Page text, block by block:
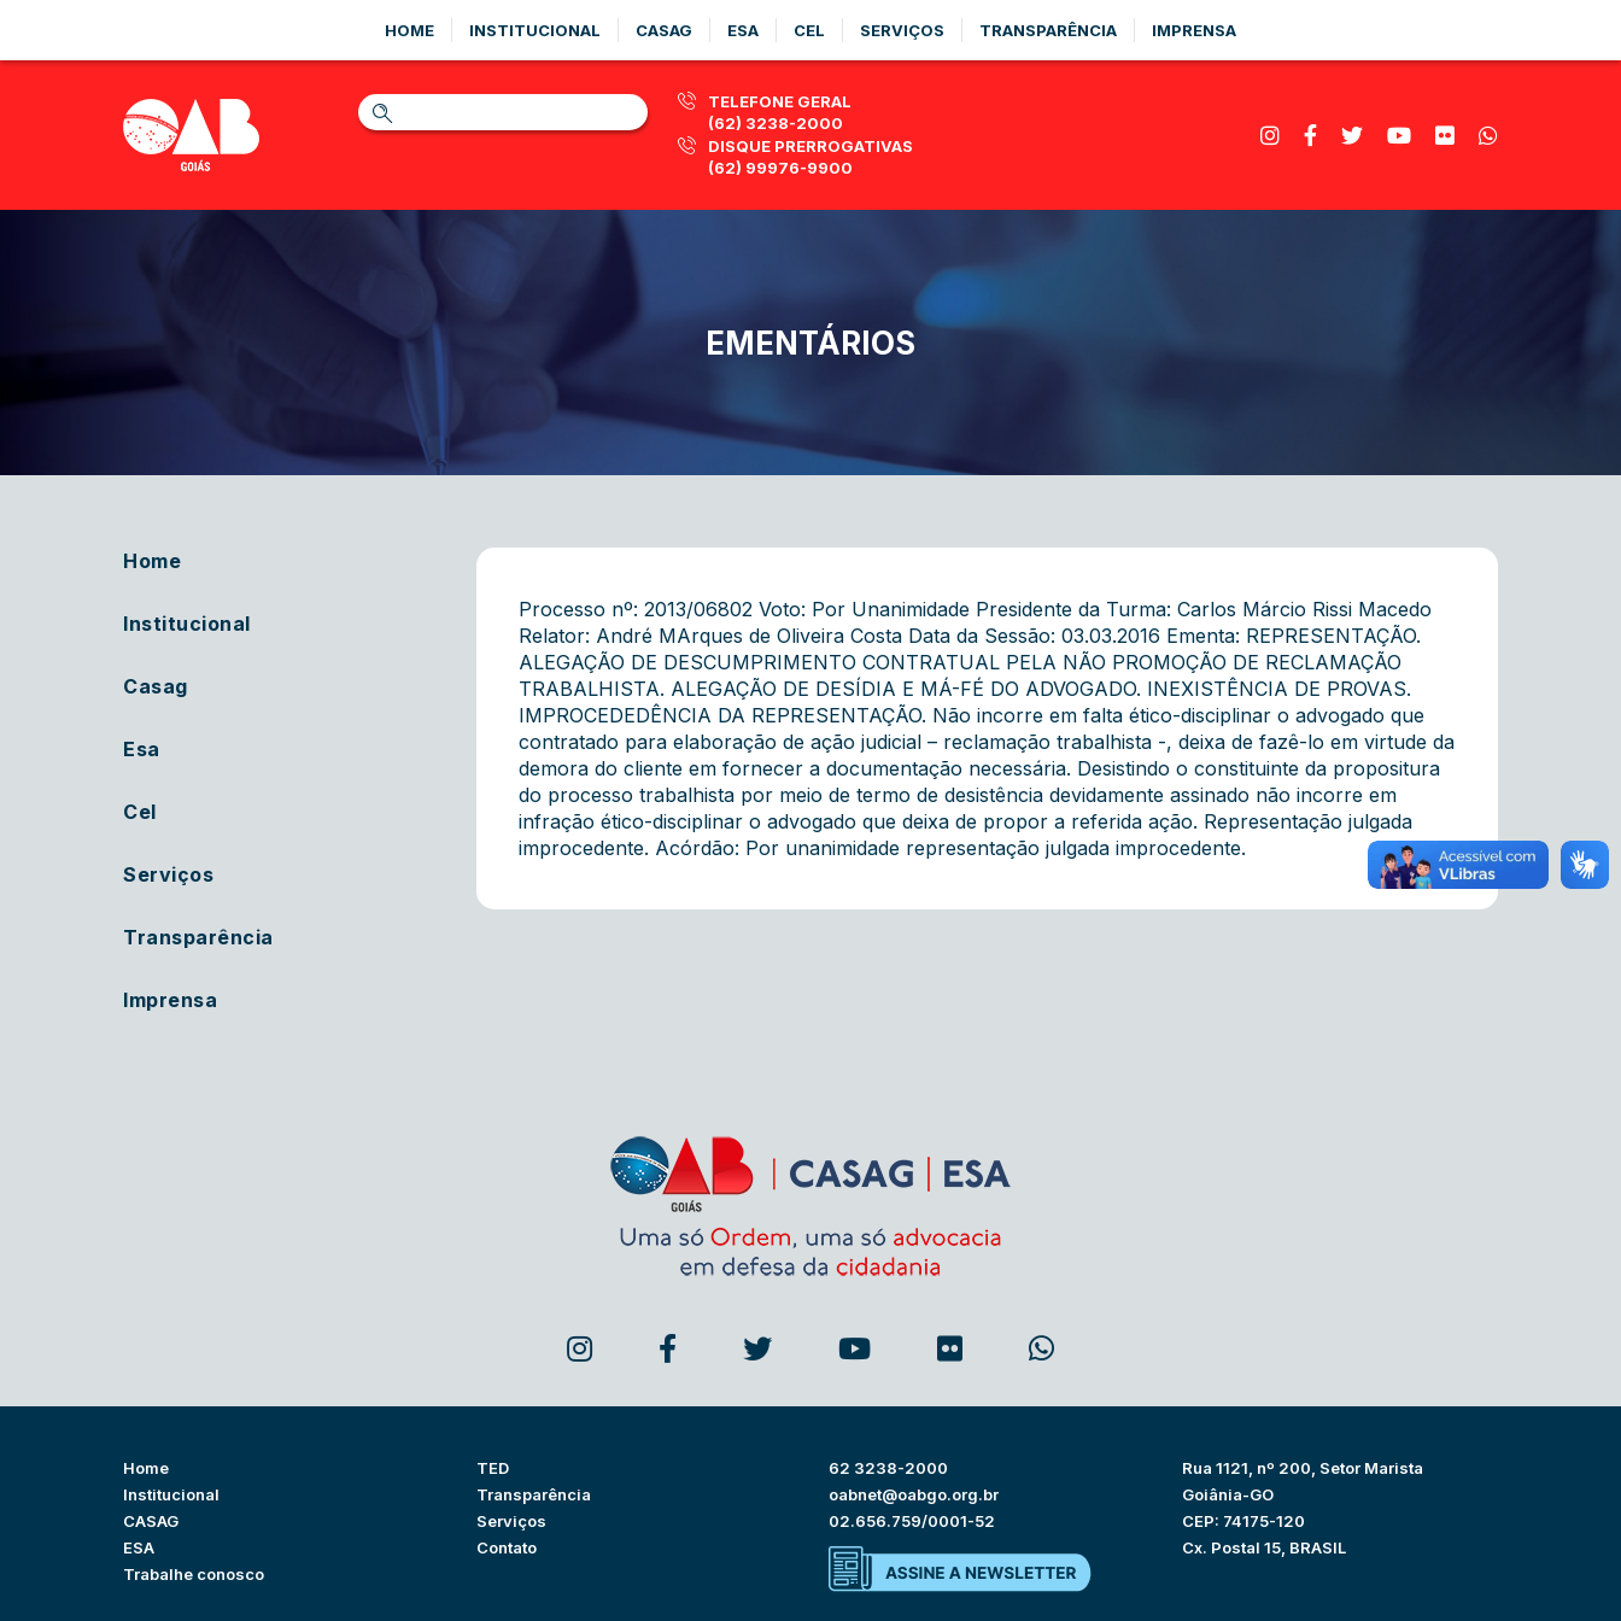
HOME INSTITUCIONAL CASAG ESA CEL SERVIÇOS TRANSPARÊNCIA IMPRENSA
TELEFONE GERAL
(62) 3238-2000
DISQUE PRERROGATIVAS
(62) 99976-9900
EMENTÁRIOS
Home
Institucional
Casag
Esa
Cel
Serviços
Transparência
Imprensa
Processo nº: 2013/06802 Voto: Por Unanimidade Presidente da Turma: Carlos Márcio Rissi Macedo
Relator: André MArques de Oliveira Costa Data da Sessão: 03.03.2016 Ementa: REPRESENTAÇÃO.
ALEGAÇÃO DE DESCUMPRIMENTO CONTRATUAL PELA NÃO PROMOÇÃO DE RECLAMAÇÃO
TRABALHISTA. ALEGAÇÃO DE DESÍDIA E MÁ-FÉ DO ADVOGADO. INEXISTÊNCIA DE PROVAS.
IMPROCEDEDÊNCIA DA REPRESENTAÇÃO. Não incorre em falta ético-disciplinar o advogado que
contratado para elaboração de ação judicial – reclamação trabalhista -, deixa de fazê-lo em virtude da
demora do cliente em fornecer a documentação necessária. Desistindo o constituinte da propositura
do processo trabalhista por meio de termo de desistência devidamente assinado não incorre em
infração ético-disciplinar o advogado que deixa de propor a referida ação. Representação julgada
improcedente. Acórdão: Por unanimidade representação julgada improcedente.
Home
Institucional
CASAG
ESA
Trabalhe conosco
TED
Transparência
Serviços
Contato
62 3238-2000
oabnet@oabgo.org.br
02.656.759/0001-52
Rua 1121, nº 200, Setor Marista
Goiânia-GO
CEP: 74175-120
Cx. Postal 15, BRASIL